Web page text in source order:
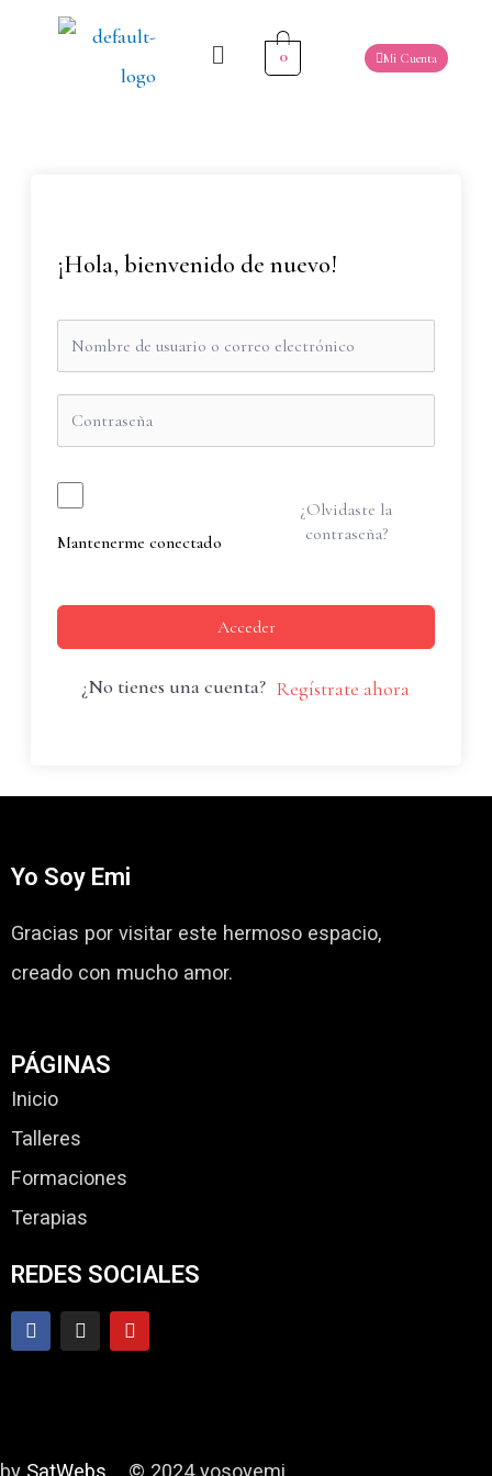
0 Mi Cuenta
¡Hola, bienvenido de nuevo!
Mantenerme conectado
¿Olvidaste la
contraseña?
Acceder
¿No tienes una cuenta? Regístrate ahora
Yo Soy Emi
Gracias por visitar este hermoso espacio,
creado con mucho amor.
PÁGINAS
Inicio
Talleres
Formaciones
Terapias
REDES SOCIALES
by SatWebs © 2024 yosoyemi.